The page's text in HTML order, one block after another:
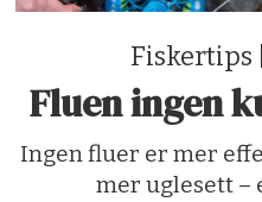
Fiskertips
Fluen ingen
Ingen fluer er mer
mer uglesett –